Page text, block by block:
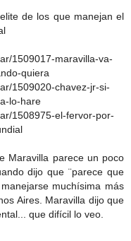
de los que manejan el
1509017-maravilla-va-
quiera
1509020-chavez-jr-si-
lo-hare
1508975-el-fervor-por-
Maravilla parece un poco
dijo que ¨parece que
muchísima más
Aires. Maravilla dijo que
que difícil lo veo.